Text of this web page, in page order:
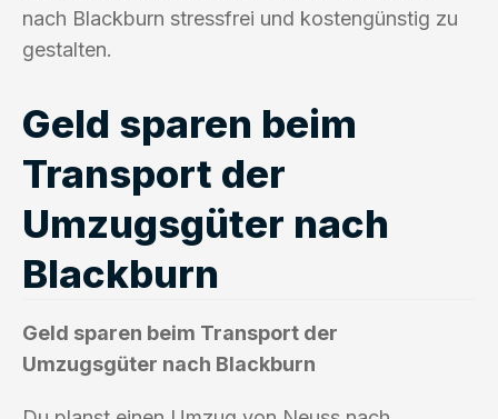
nach Blackburn stressfrei und kostengünstig zu
gestalten.
Geld sparen beim
Transport der
Umzugsgüter nach
Blackburn
Geld sparen beim Transport der
Umzugsgüter nach Blackburn